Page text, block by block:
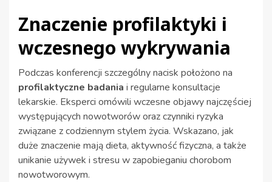
Znaczenie profilaktyki i
wczesnego wykrywania
Podczas konferencji szczególny nacisk położono na
profilaktyczne badania i regularne konsultacje
lekarskie. Eksperci omówili wczesne objawy najczęściej
występujących nowotworów oraz czynniki ryzyka
związane z codziennym stylem życia. Wskazano, jak
duże znaczenie mają dieta, aktywność fizyczna, a także
unikanie używek i stresu w zapobieganiu chorobom
nowotworowym.